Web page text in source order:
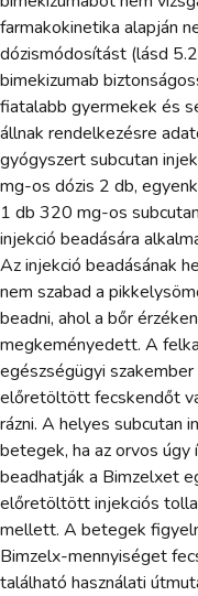
farmakokinetika alapján
dózismódosítást (lásd
bimekizumab
fiatalabb gyermekek és
állnak rendelkezésre
gyógyszert subcutan
mg-os dózis 2 db,
1 db 320 mg-os
injekció beadására
Az injekció beadásának
nem szabad a
beadni, ahol a bőr
megkeményedett. A
egészségügyi
előretöltött fecskendőt
rázni. A helyes subcutan
betegek, ha az orvos úgy
beadhatják a Bimzelxet
előretöltött injekciós
mellett. A betegek
Bimzelx-mennyiséget
található használati